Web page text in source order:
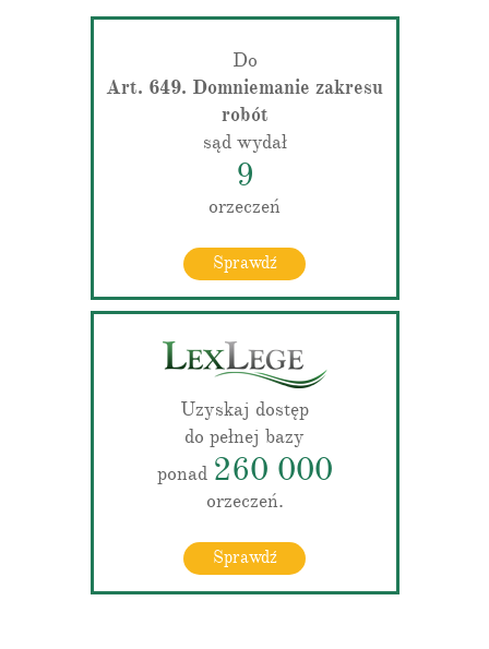
Do
Art. 649. Domniemanie zakresu
robót
sąd wydał
9
orzeczeń
Sprawdź
Uzyskaj dostęp
do pełnej bazy
ponad 260 000
orzeczeń.
Sprawdź